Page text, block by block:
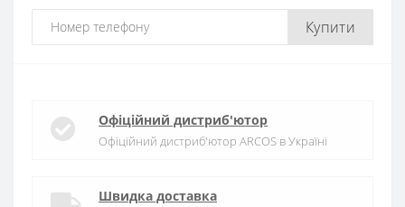
Купити
Офіційний дистриб'ютор
Офіційний дистриб'ютор ARCOS в Україні
Швидка доставка